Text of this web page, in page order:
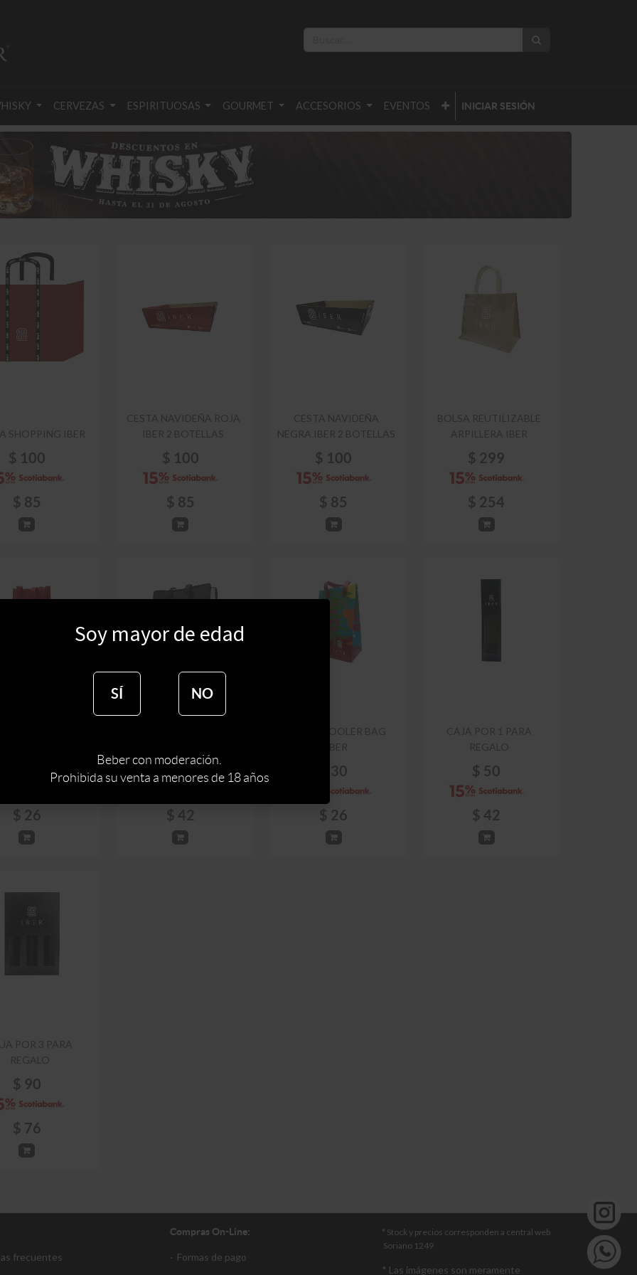
CERVEZAS ESPIRITUOSAS GOURMET ACCESORIOS EVENTOS INICIAR SESIÓN
SHOPPING IBER
$ 100
$ 85
CESTA NAVIDEÑA ROJA
IBER 2 BOTELLAS
$ 100
$ 85
CESTA NAVIDEÑA
NEGRA IBER 2 BOTELLAS
$ 100
$ 85
BOLSA REUTILIZABLE
ARPILLERA IBER
$ 299
$ 254
$ 26 $ 42
BOLSA COOLER BAG
IBER
30
$ 26
CAJA POR 1 PARA
REGALO
$ 50
$ 42
POR 3 PARA
REGALO
$ 90
$ 76
frecuentes
Compras On-Line:
· Formas de pago
* Stock y precios corresponden a central web
Soriano 1249
* Las imágenes son meramente
Soy mayor de edad
SÍ NO
Beber con moderación.
Prohibida su venta a menores de 18 años